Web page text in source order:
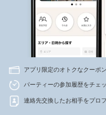
アプリ限定のオトクなクーポ
パーティーの参加履歴をチェ
連絡先交換したお相手をプロ